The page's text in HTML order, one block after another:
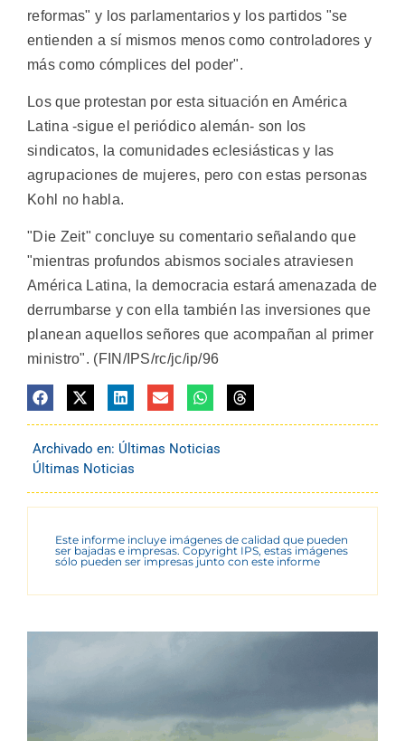
reformas" y los parlamentarios y los partidos "se
entienden a sí mismos menos como controladores y
más como cómplices del poder".
Los que protestan por esta situación en América
Latina -sigue el periódico alemán- son los
sindicatos, la comunidades eclesiásticas y las
agrupaciones de mujeres, pero con estas personas
Kohl no habla.
"Die Zeit" concluye su comentario señalando que
"mientras profundos abismos sociales atraviesen
América Latina, la democracia estará amenazada de
derrumbarse y con ella también las inversiones que
planean aquellos señores que acompañan al primer
ministro". (FIN/IPS/rc/jc/ip/96
Archivado en: Últimas Noticias
Últimas Noticias
Este informe incluye imágenes de calidad que pueden
ser bajadas e impresas. Copyright IPS, estas imágenes
sólo pueden ser impresas junto con este informe